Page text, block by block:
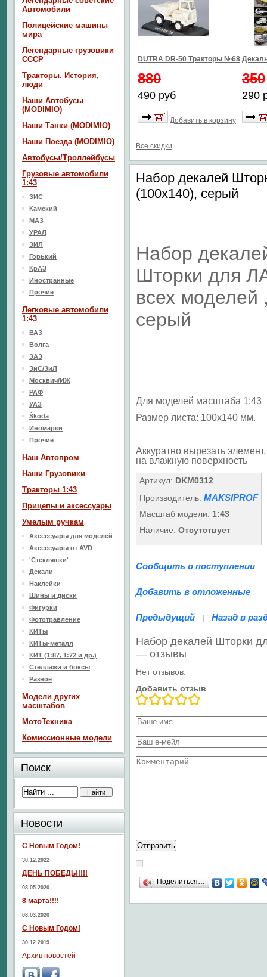
DUTRA DR-50 Тракторы №68
880
490 руб
Добавить в корзину
350
290
Все скидки
Набор декалей
(100х140), серый
Набор
Шторки для
всех моделей
серый
Для моделей масштаба 1:43
Размер листа: 100х140 мм.
Аккуратно вырезать
на влажную поверхность
Артикул: DKM0312
Производитель: MAKSIPROF
Масштаб модели: 1:43
Наличие: Отсутствует
Сообщить о поступлении
Добавить в отложенные
Предыдущий | Назад в
Набор декалей Шторки
— отзывы
Нет отзывов.
Добавить отзыв
Поделиться…
Автомобили
Полицейские машины
мира
Легендарные грузовики
СССР
Тракторы. История,
люди
Наши Автобусы
(MODIMIO)
Наши Танки (MODIMIO)
Наши Поезда (MODIMIO)
Автобусы/Троллейбусы
Грузовые автомобили
1:43
ЗИС
Камский
МАЗ
УРАЛ
ЗИЛ
Горький
КрАЗ
Иностранные
Прочие
Легковые автомобили
1:43
ВАЗ
Волга
ЗАЗ
ЗиС/ЗиЛ
Москвич/ИЖ
РАФ
УАЗ
Škoda
Иномарки
Прочие
Наш Aвтопром
Наши Грузовики
Тракторы 1:43
Прицепы и аксессуары
Умелым ручкам
Аксессуары для моделей
Аксессуары от AVD
'Стекляшки'
Декали
Наклейки
Шины и диски
Фигурки
Фототравление
КИТы
КИТы-металл
КИТ (1:87, 1:72 и др.)
Стеллажи и боксы
Разное
Модели других
масштабов
МотоТехника
Комиссионные модели
Поиск
Новости
С Новым Годом!
30.12.2022
ДЕНЬ ПОБЕДЫ!!!!
08.05.2020
8 марта!!!!
08.03.2020
С Новым Годом!
30.12.2019
Архив новостей